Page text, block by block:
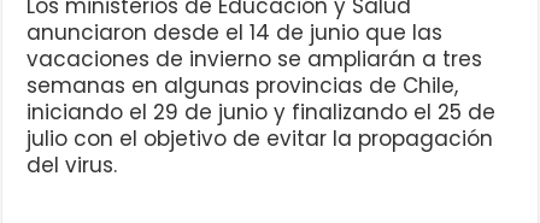
Los ministerios de Educación y Salud
anunciaron desde el 14 de junio que las
vacaciones de invierno se ampliarán a tres
semanas en algunas provincias de Chile,
iniciando el 29 de junio y finalizando el 25 de
julio con el objetivo de evitar la propagación
del virus.